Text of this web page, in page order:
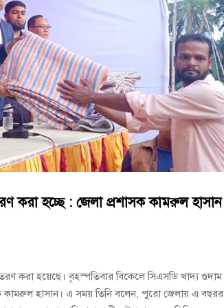
স্মরণ সভা ও দোয়া মাহফিল
গ্রেপ্তার
করা হচ্ছে : জেলা প্রশাসক কামরুল হাসান
করা হয়েছে। বৃহস্পতিবার বিকেলে সিএসডি খাদ্য গুদাম
কামরুল হাসান। এ সময় তিনি বলেন, পুরো জেলায় এ বছরর